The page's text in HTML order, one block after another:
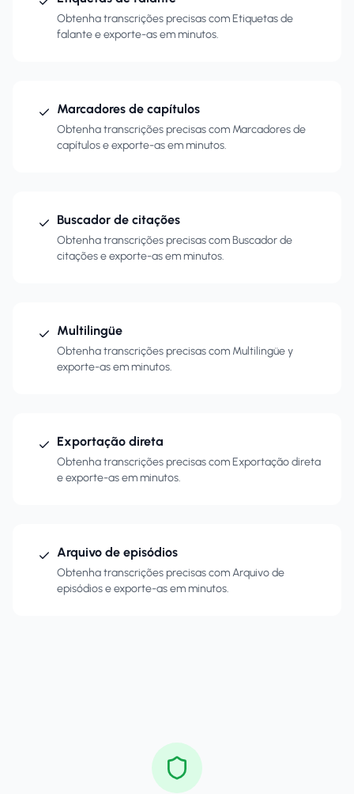
Obtenha transcrições precisas com Etiquetas de
falante e exporte-as em minutos.
Marcadores de capítulos
Obtenha transcrições precisas com Marcadores de
capítulos e exporte-as em minutos.
Buscador de citações
Obtenha transcrições precisas com Buscador de
citações e exporte-as em minutos.
Multilingüe
Obtenha transcrições precisas com Multilingüe y
exporte-as em minutos.
Exportação direta
Obtenha transcrições precisas com Exportação direta
e exporte-as em minutos.
Arquivo de episódios
Obtenha transcrições precisas com Arquivo de
episódios e exporte-as em minutos.